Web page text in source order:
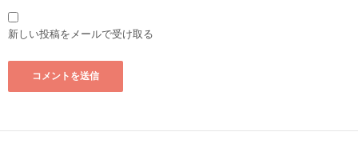
新しい投稿をメールで受け取る